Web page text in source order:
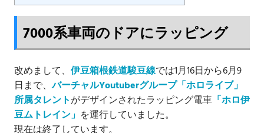
7000系車両のドアにラッピング
改めまして、 伊豆箱根鉄道駿豆線では1月16日から6月9
日まで、バーチャルYoutuberグループ「ホロライブ」
所属タレントがデザインされたラッピング電車 「ホロ伊
豆ムトレイン」 を運行していました。